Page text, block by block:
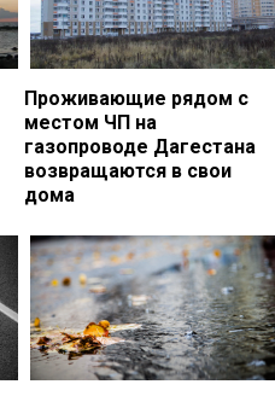
Проживающие рядом с
местом ЧП на
газопроводе Дагестана
возвращаются в свои
дома